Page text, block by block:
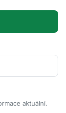
aktuální.